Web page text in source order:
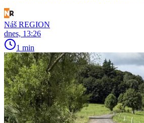
Náš REGION
dnes, 13:26
1 min